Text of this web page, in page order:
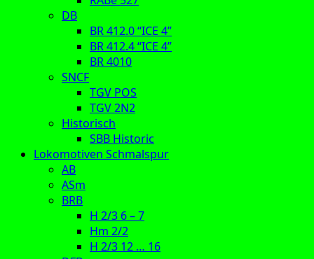
DB
BR 412.0 “ICE 4”
BR 412.4 “ICE 4”
BR 4010
SNCF
TGV POS
TGV 2N2
Historisch
SBB Historic
Lokomotiven Schmalspur
AB
ASm
BRB
H 2/3 6 – 7
Hm 2/2
H 2/3 12 … 16